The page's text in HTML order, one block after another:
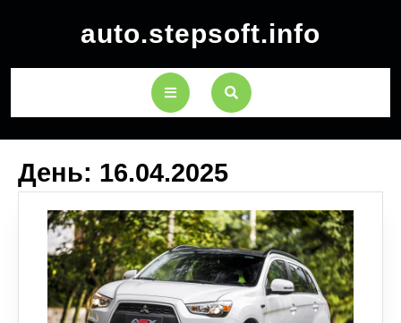
auto.stepsoft.info
День: 16.04.2025